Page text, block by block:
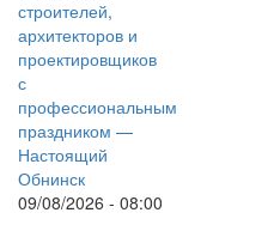
09/08/2026 - 08:00